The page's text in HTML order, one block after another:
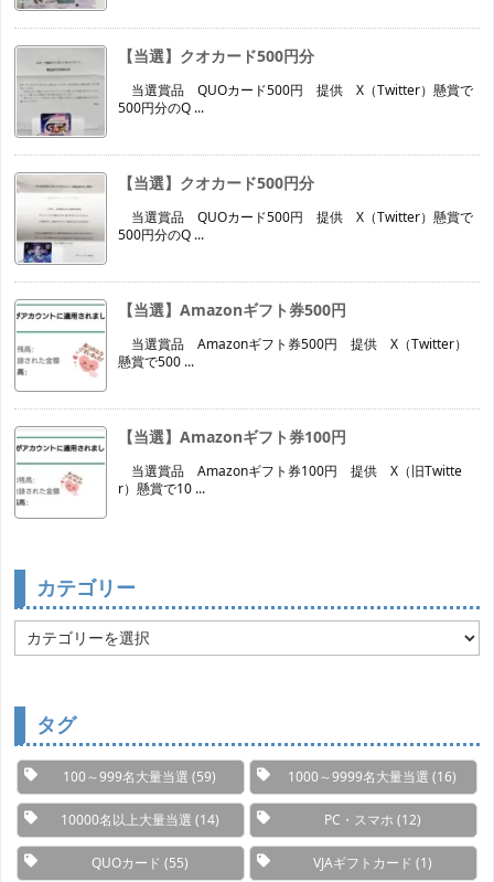
【当選】クオカード500円分
当選賞品 QUOカード500円 提供 X（Twitter）懸賞で
500円分のQ ...
【当選】クオカード500円分
当選賞品 QUOカード500円 提供 X（Twitter）懸賞で
500円分のQ ...
【当選】Amazonギフト券500円
当選賞品 Amazonギフト券500円 提供 X（Twitter）
懸賞で500 ...
【当選】Amazonギフト券100円
当選賞品 Amazonギフト券100円 提供 X（旧Twitte
r）懸賞で10 ...
カテゴリー
テ
タグ
100～999名大量当選 (59) 1000～9999名大量当選 (16)
10000名以上大量当選 (14) PC・スマホ (12)
QUOカード (55) VJAギフトカード (1)